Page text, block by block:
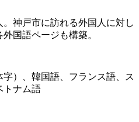
神戸市に訪れる外国人に対し
国語ページも構築。
）、韓国語、フランス語、ス
トナム語